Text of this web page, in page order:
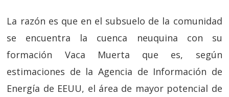
La razón es que en el subsuelo de la comunidad
se encuentra la cuenca neuquina con su
formación Vaca Muerta que es, según
estimaciones de la Agencia de Información de
Energía de EEUU, el área de mayor potencial de